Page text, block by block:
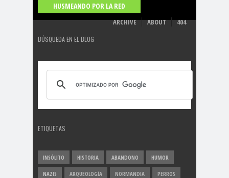
HUSMEANDO POR LA RED
ARCHIVE ABOUT 404
BÚSQUEDA EN EL BLOG
ETIQUETAS
INSÓLITO HISTORIA ABANDONO HUMOR
NAZIS ARQUEOLOGÍA NORMANDIA PERROS